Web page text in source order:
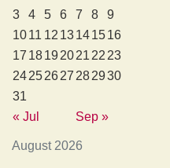
August 2026
3
4 5 6 7 8
9
1011 12 13141516
17 181920212223
24252627282930
31
« Jul
Sep »